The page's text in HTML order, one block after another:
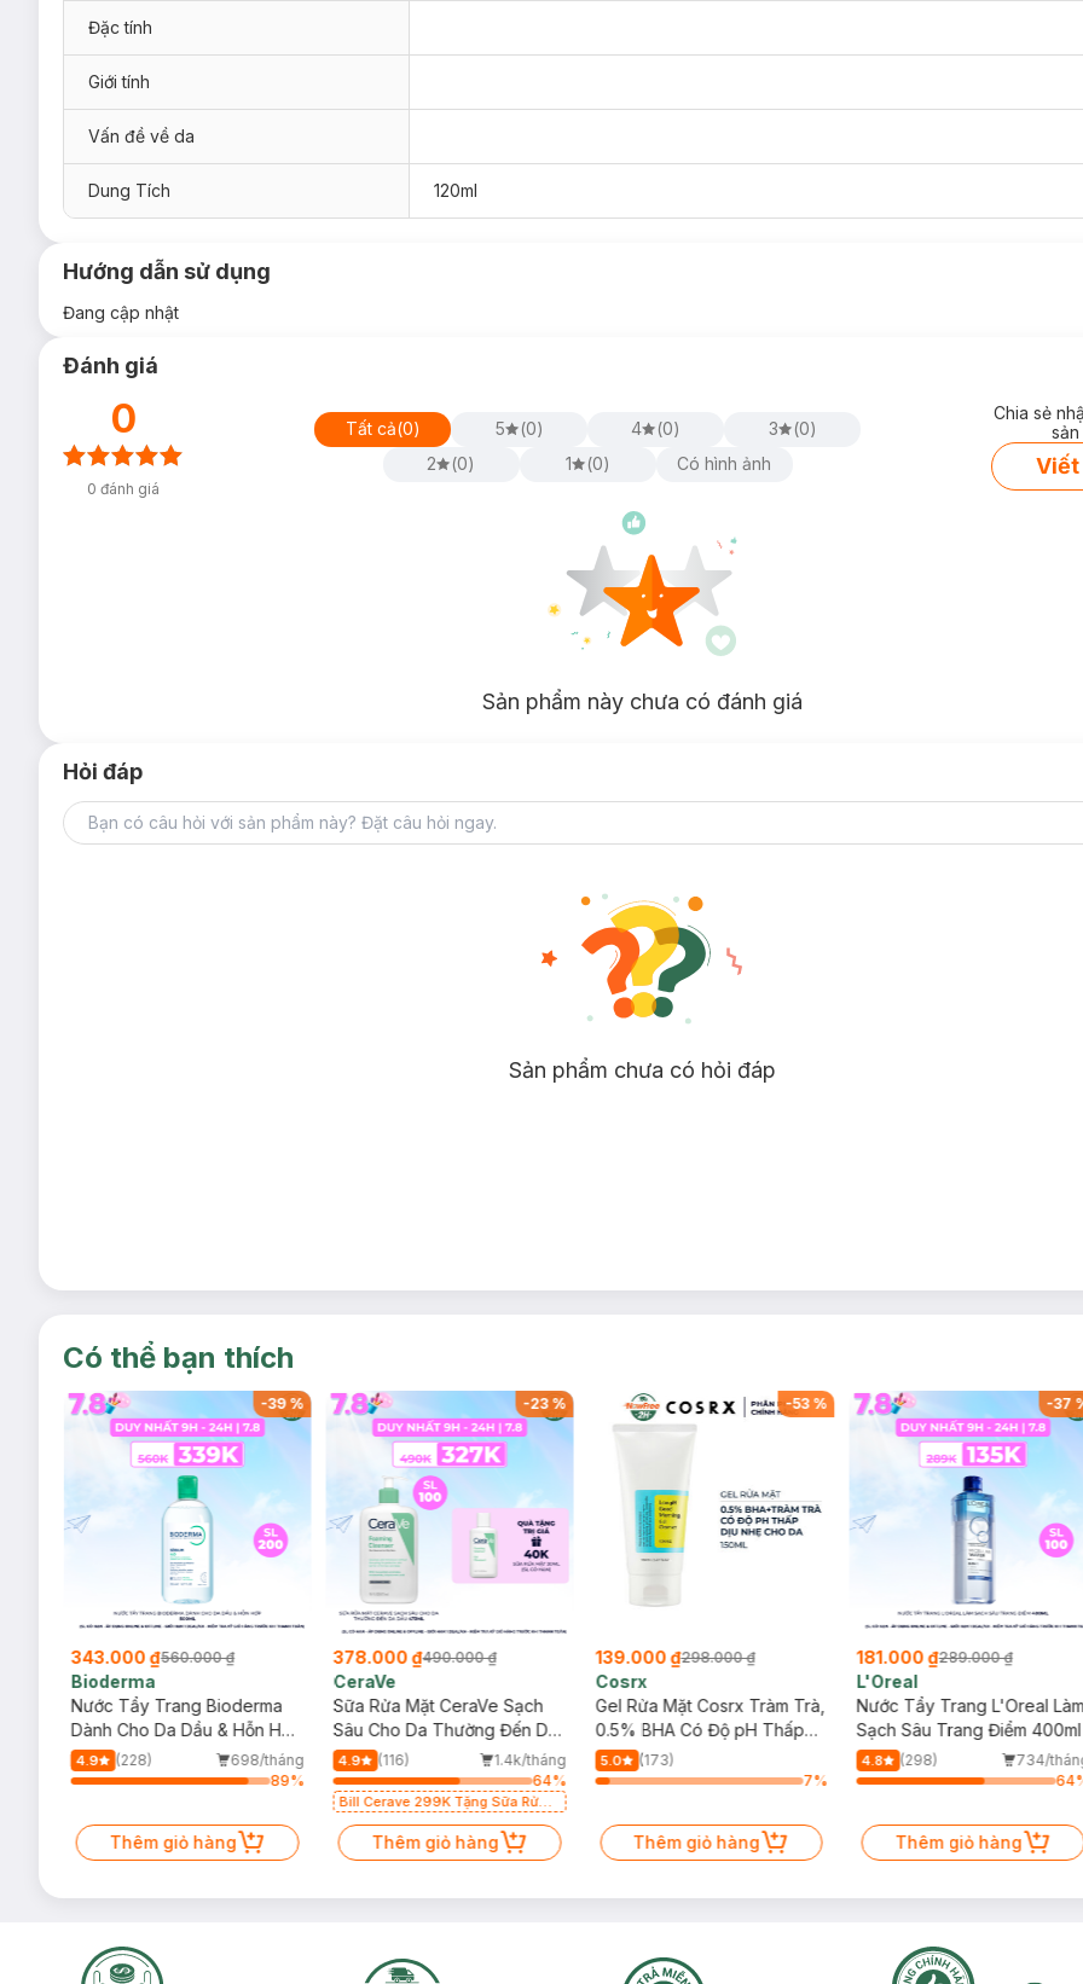
Đặc tính
Giới tính
Vấn đề về da
Dung Tích 120ml
Hướng dẫn sử dụng
Đang cập nhật
Đánh giá
0
0 đánh giá
Tất cả(0) 5 (0) 4 (0) 3 (0)
2
(0) 1 (0) Có hình ảnh
Chia sẻ
Viết
Sản phẩm này chưa có đánh giá
Hỏi đáp
Sản phẩm chưa có hỏi đáp
Có thể bạn thích
-39%
343.000 ₫560.000 ₫
Bioderma
Nước Tẩy Trang Bioderma
Dành Cho Da Dầu & Hỗn Hợp
500ml
4.9 (228)
698/tháng
89%
Thêm giỏ hàng
-23%
378.000 ₫490.000 ₫
CeraVe
Sữa Rửa Mặt CeraVe Sạch
Sâu Cho Da Thường Đến Da
Dầu 473ml
4.9 (116)
1.4k/tháng
64%
Bill Cerave 299K Tặng Sữa Rửa
Thêm giỏ hàng
-53%
139.000 ₫298.000 ₫
Cosrx
Gel Rửa Mặt Cosrx Tràm Trà,
0.5% BHA Có Độ pH Thấp
150ml
5.0
(173)
7%
Thêm giỏ hàng
-37
181.000 ₫289.000 ₫
L'Oreal
Nước Tẩy Trang L'Oreal Làm
Sạch Sâu Trang Điểm 400ml
4.8 (298)
734/
64
Thêm giỏ hàng